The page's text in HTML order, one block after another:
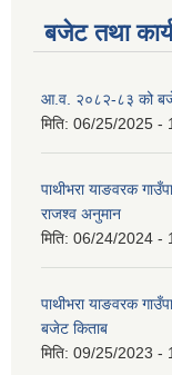
बजेट तथा
आ.व. २०८२-८३ को
मिति: 06/25/2025 -
पाथीभरा याङवरक
राजश्व अनुमान
मिति: 06/24/2024 -
पाथीभरा याङवरक
बजेट किताब
मिति: 09/25/2023 -